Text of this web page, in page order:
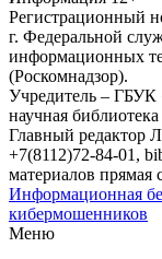
Регистрационный
г. Федеральной
информационных
(Роскомнадзор).
Учредитель – ГБУК
научная
Главный редактор
+7(8112)72-84-01,
материалов прямая
Информационная
кибермошенников
Меню